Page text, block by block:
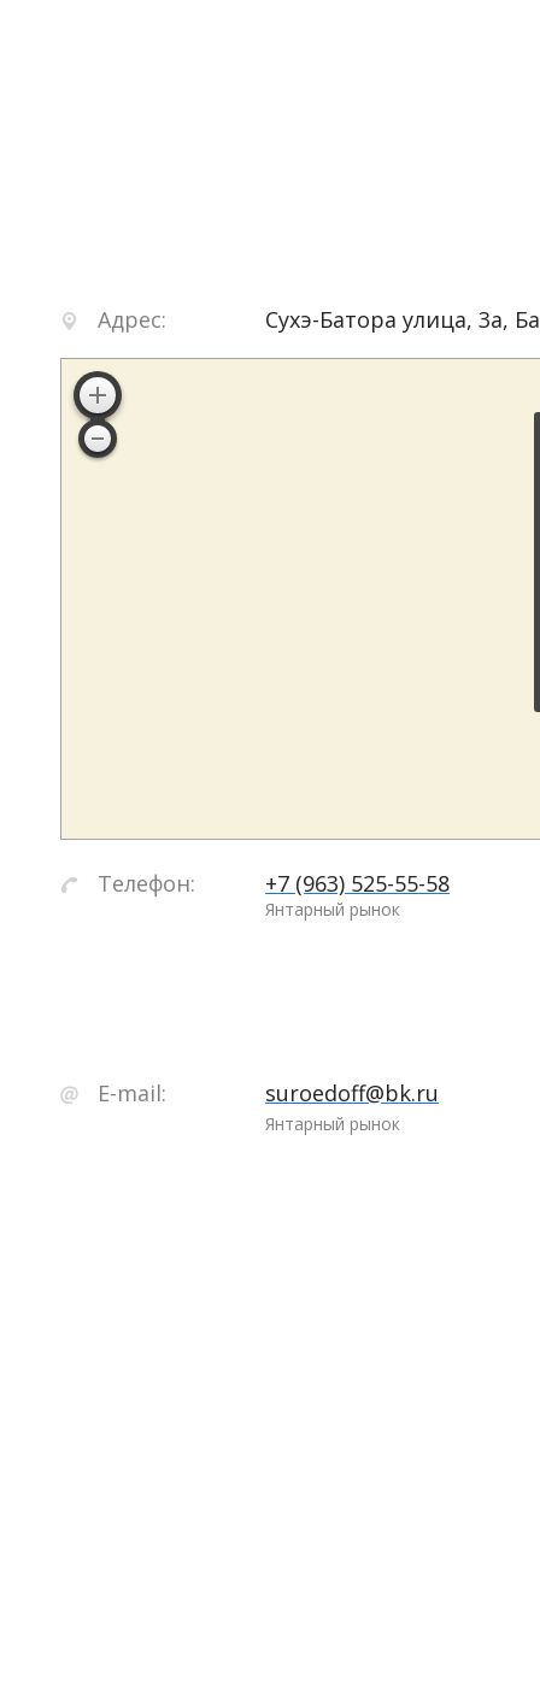
Адрес: Сухэ-Батора улица, 3а,
Телефон: +7 (963) 525-55-58
Янтарный рынок
E-mail: suroedoff@bk.ru
Янтарный рынок